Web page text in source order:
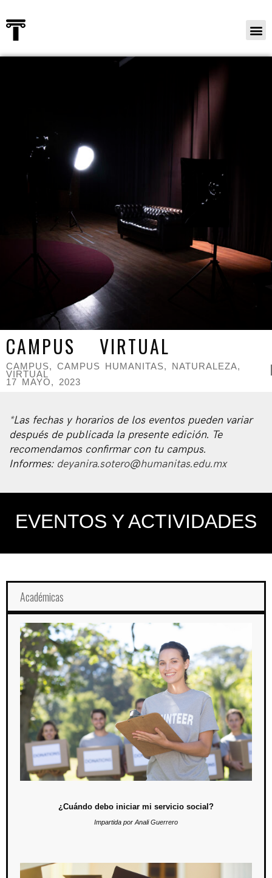
CAMPUS VIRTUAL
CAMPUS, CAMPUS HUMANITAS, NATURALEZA,
VIRTUAL
17 MAYO, 2023
*Las fechas y horarios de los eventos pueden variar
después de publicada la presente edición. Te
recomendamos confirmar con tu campus.
Informes: deyanira.sotero@humanitas.edu.mx
EVENTOS Y ACTIVIDADES
Académicas
¿Cuándo debo iniciar mi servicio social?
4 de mayo / 19:00 hrs.
Se llevará a cabo una sesión para los alumnos de licenciatura, en la
que se les compartirá la información referente sobre cuándo iniciar su
servicio social.
¿Cuándo debo iniciar mi servicio social?
Impartida por Anali Guerrero